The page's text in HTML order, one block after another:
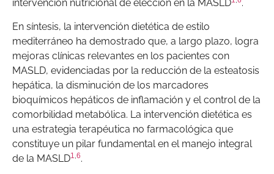
intervención nutricional de elección en la MASLD
.
En síntesis, la intervención dietética de estilo
mediterráneo ha demostrado que, a largo plazo, logra
mejoras clínicas relevantes en los pacientes con
MASLD, evidenciadas por la reducción de la esteatosis
hepática, la disminución de los marcadores
bioquímicos hepáticos de inflamación y el control de la
comorbilidad metabólica. La intervención dietética es
una estrategia terapéutica no farmacológica que
constituye un pilar fundamental en el manejo integral
de la MASLD1 6.